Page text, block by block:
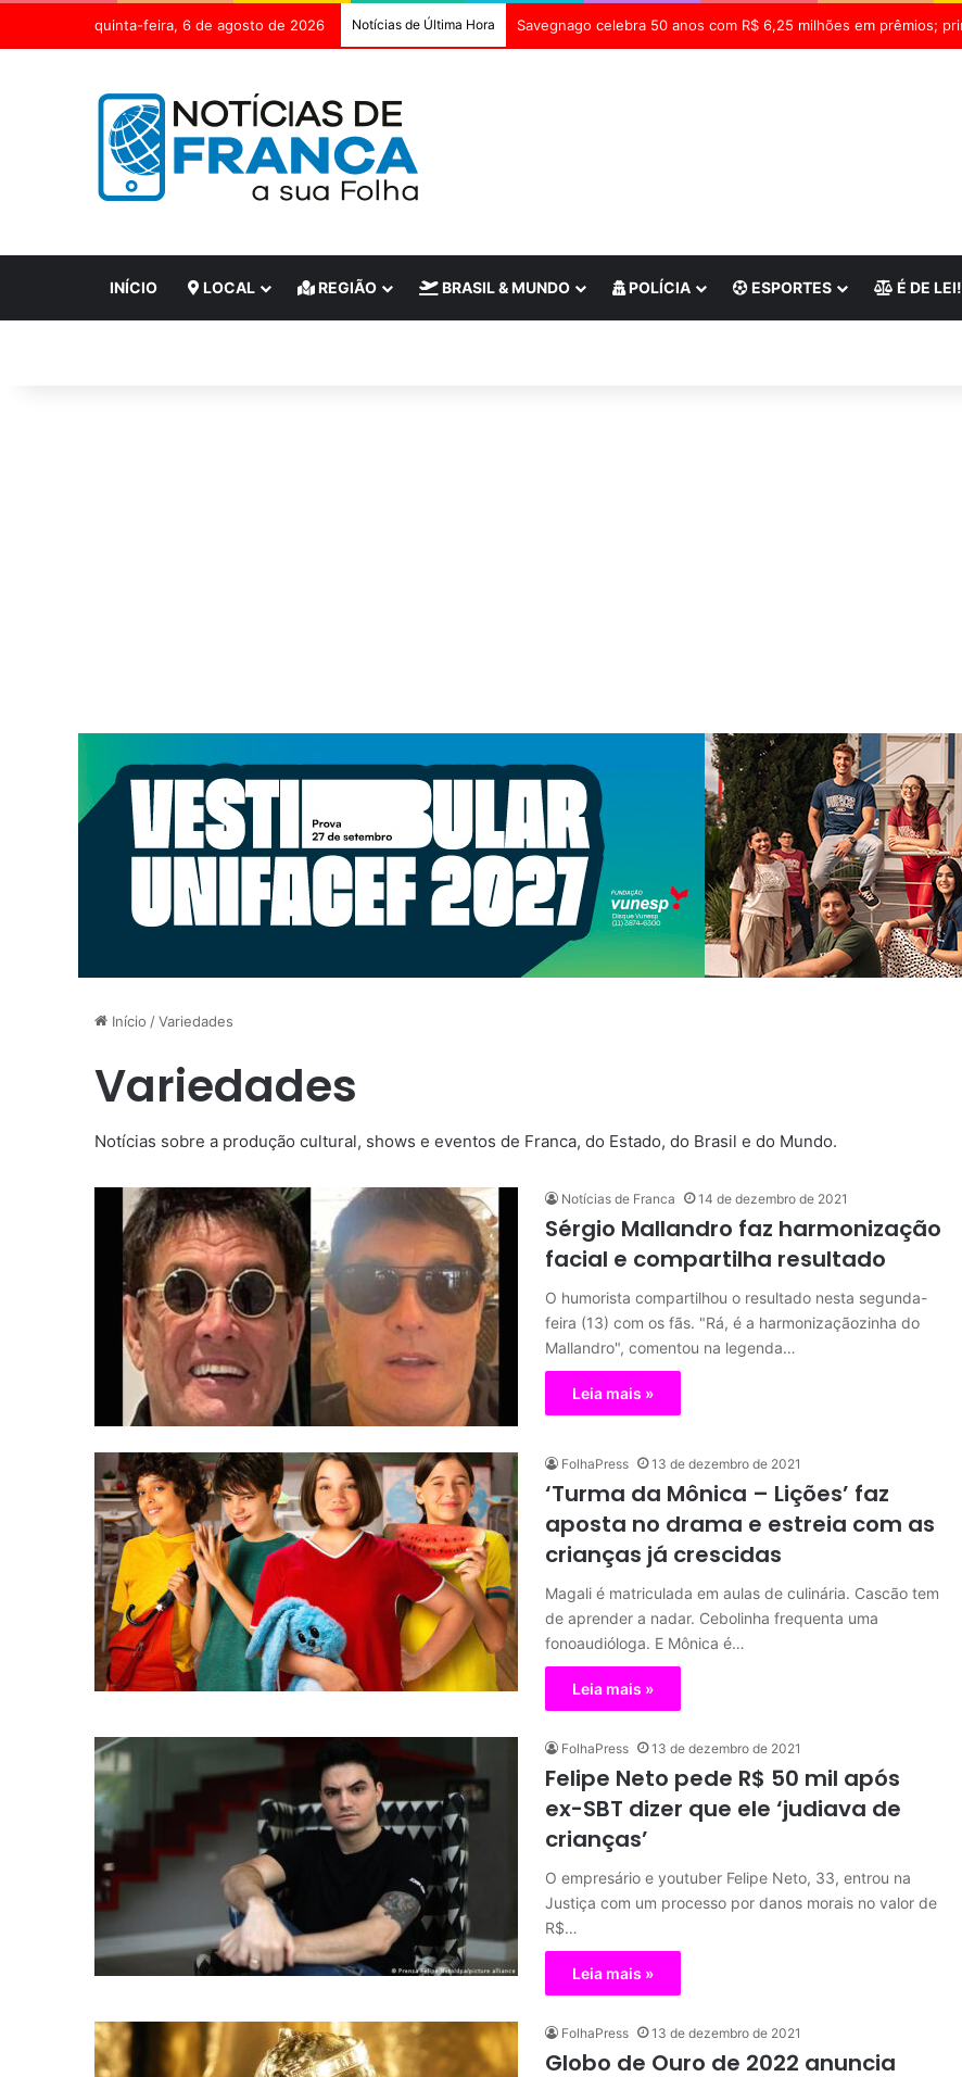
quinta-feira, 6 de agosto de 2026 Notícias de Última Hora
INÍCIO LOCAL REGIÃO BRASIL & MUNDO POLÍCIA ESPORTES É DE LEI!
Início /Variedades
Variedades
Notícias sobre a produção cultural, shows e eventos de Franca, do Estado, do Brasil e do Mundo.
Notícias de Franca 14 de dezembro de 2021
Sérgio Mallandro faz harmonização
facial e compartilha resultado
O humorista compartilhou o resultado nesta segunda-
feira (13) com os fãs. "Rá, é a harmonizaçãozinha do
Mallandro", comentou na legenda…
Leia mais »
FolhaPress 13 de dezembro de 2021
‘Turma da Mônica – Lições’ faz
aposta no drama e estreia com as
crianças já crescidas
Magali é matriculada em aulas de culinária. Cascão tem
de aprender a nadar. Cebolinha frequenta uma
fonoaudióloga. E Mônica é…
Leia mais »
FolhaPress 13 de dezembro de 2021
Felipe Neto pede R$ 50 mil após
ex-SBT dizer que ele ‘judiava de
crianças’
O empresário e youtuber Felipe Neto, 33, entrou na
Justiça com um processo por danos morais no valor de
R$…
Leia mais »
FolhaPress 13 de dezembro de 2021
Globo de Ouro de 2022 anuncia